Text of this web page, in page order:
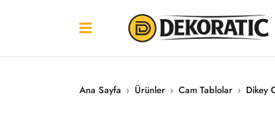
Ana Sayfa › Ürünler › Cam Tablolar › Dikey